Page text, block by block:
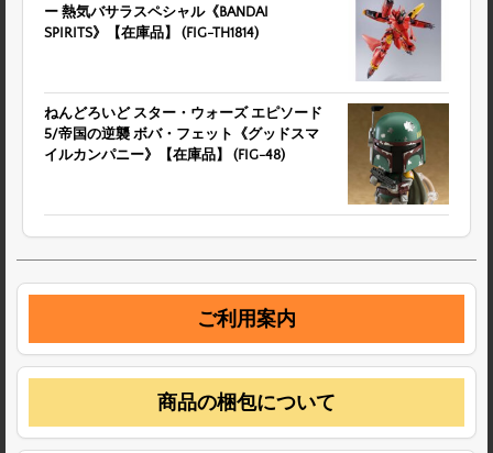
ー 熱気バサラスペシャル《BANDAI
SPIRITS》【在庫品】 (FIG-TH1814)
ねんどろいど スター・ウォーズ エピソード
5/帝国の逆襲 ボバ・フェット《グッドスマ
イルカンパニー》【在庫品】 (FIG-48)
ご利用案内
商品の梱包について